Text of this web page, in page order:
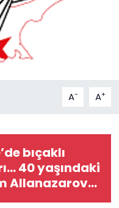
A- A+
bıçaklı
40 yaşındaki
Allanazarov
kaybetti